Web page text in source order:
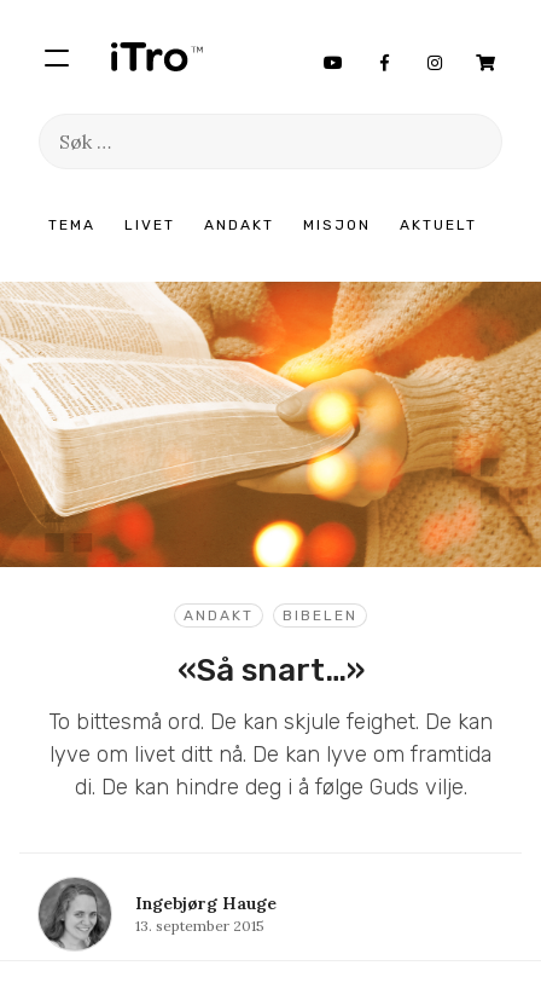
TEMA LIVET ANDAKT MISJON AKTUELT
Søk
innhold
ANDAKT BIBELEN
«Så snart…»
To bittesmå ord. De kan skjule feighet. De kan
lyve om livet ditt nå. De kan lyve om framtida
di. De kan hindre deg i å følge Guds vilje.
Ingebjørg Hauge
13. september 2015